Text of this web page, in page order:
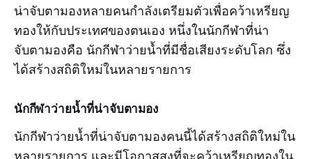
น่าจับตามองหลายคนกำลังเตรียมตัวเพื่อคว้าเหรียญ
ทองให้กับประเทศของตนเอง หนึ่งในนักกีฬาที่น่า
จับตามองคือ นักกีฬาว่ายน้ำที่มีชื่อเสียงระดับโลก ซึ่ง
ได้สร้างสถิติใหม่ในหลายรายการ
นักกีฬาว่ายน้ำที่น่าจับตามอง
นักกีฬาว่ายน้ำที่น่าจับตามองคนนี้ได้สร้างสถิติใหม่ใน
หลายรายการ และมีโอกาสสูงที่จะคว้าเหรียญทองใน